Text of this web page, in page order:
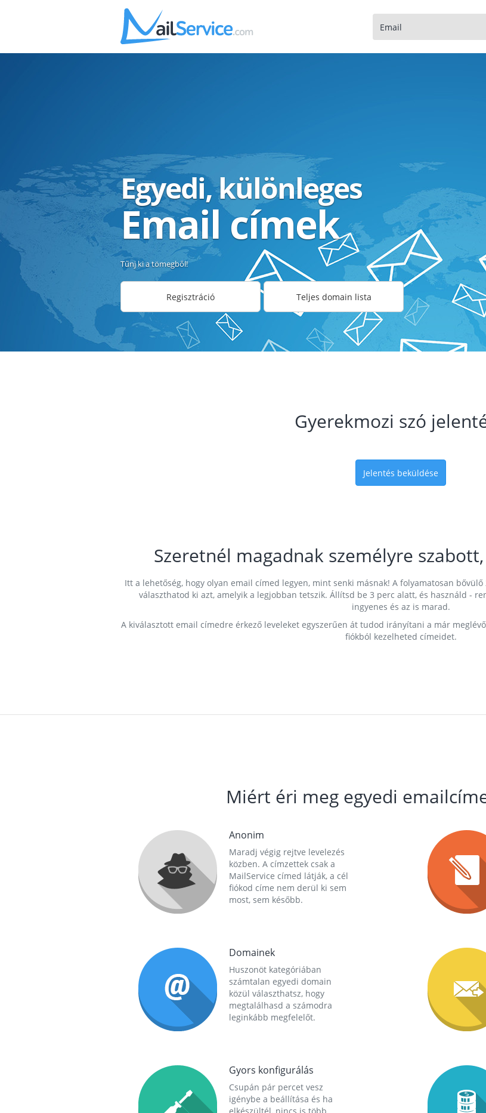
Egyedi, különleges
Email címek
Tűnj ki a tömegből!
Regisztráció Teljes domain lista
Gyerekmozi szó
Jelentés beküldése
Szeretnél magadnak személyre
Itt a lehetőség, hogy olyan email címed legyen, mint senki másnak! A folyamatosan
választhatod ki azt, amelyik a legjobban tetszik. Állítsd be 3 perc alatt, és használd -
ingyenes és az is marad.
A kiválasztott email címedre érkező leveleket egyszerűen át tudod irányítani a már
fiókból kezelheted címeidet.
Miért éri meg egyedi
Anonim
Maradj végig rejtve levelezés
közben. A címzettek csak a
MailService címed látják, a cél
fiókod címe nem derül ki sem
most, sem később.
Domainek
Huszonöt kategóriában
számtalan egyedi domain
közül választhatsz, hogy
megtalálhasd a számodra
leginkább megfelelőt.
Gyors konfigurálás
Csupán pár percet vesz
igénybe a beállítása és ha